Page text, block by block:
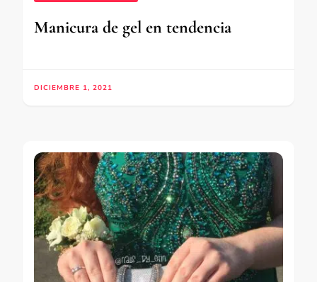
Manicura de gel en tendencia
DICIEMBRE 1, 2021